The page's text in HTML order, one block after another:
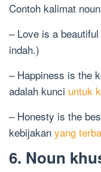
Contoh kalimat
– Love is a
indah.)
– Happiness is the
adalah kunci untuk
– Honesty is the
kebijakan yang
6. Noun